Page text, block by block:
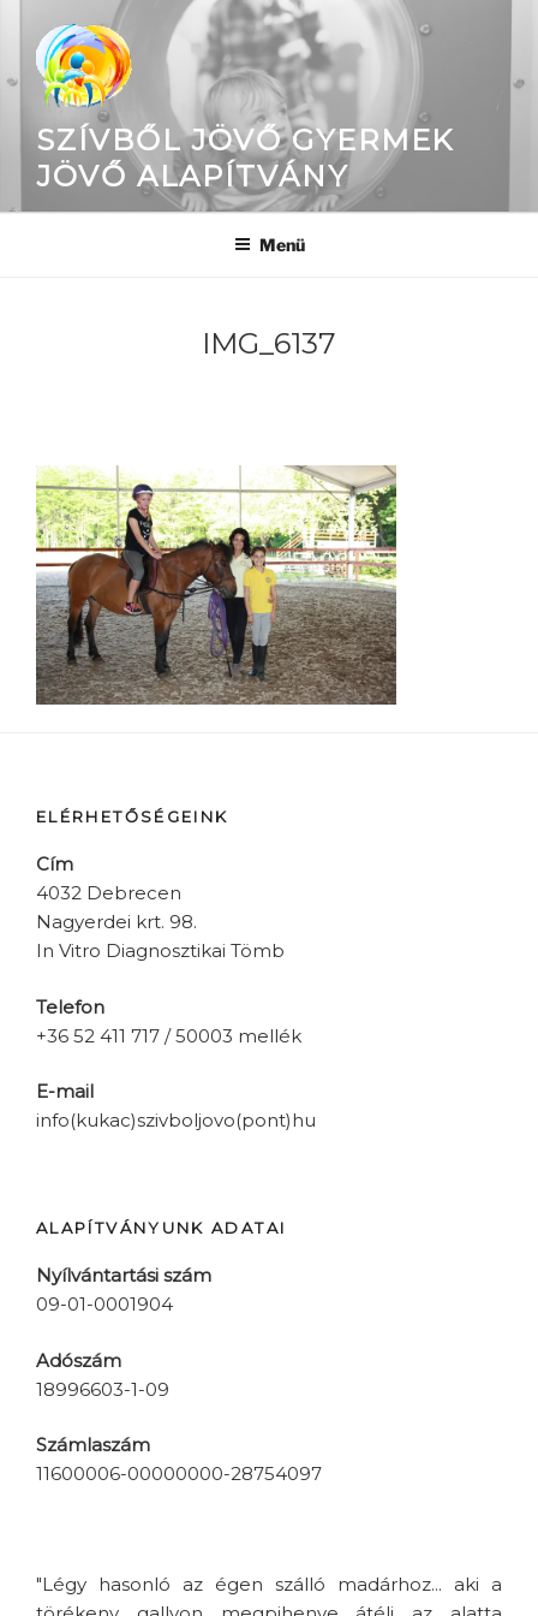
SZÍVBŐL JÖVŐ GYERMEK
JÖVŐ ALAPÍTVÁNY
Menü
IMG_6137
ELÉRHETŐSÉGEINK
Cím
4032 Debrecen
Nagyerdei krt. 98.
In Vitro Diagnosztikai Tömb
Telefon
+36 52 411 717 / 50003 mellék
E-mail
info(kukac)szivboljovo(pont)hu
ALAPÍTVÁNYUNK ADATAI
Nyílvántartási szám
09-01-0001904
Adószám
18996603-1-09
Számlaszám
11600006-00000000-28754097
"Légy hasonló az égen szálló madárhoz... aki a